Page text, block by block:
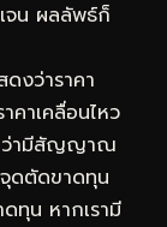
จน ผลลัพธ์ก็
งว่าราคา
คาเคลื่อนไหว
นว่ามีสัญญาณ
ดตัดขาดทุน
ทุน หากเรามี